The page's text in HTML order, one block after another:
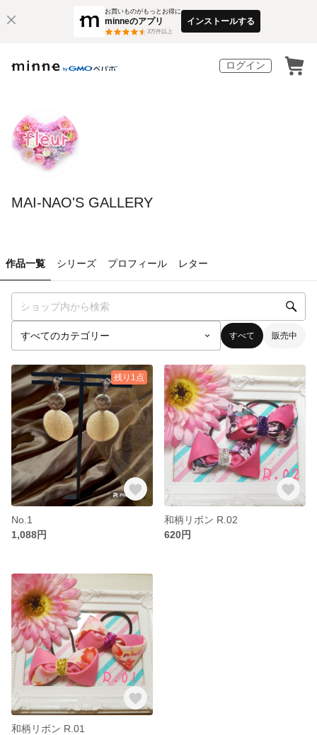
お買いものがもっとお得に
minneのアプリ
3万件以上
インストールする
ログイン
MAI-NAO'S GALLERY
作品一覧 シリーズ プロフィール レター
すべて 販売中
残り1点
No.1
1,088円
和柄リボン R.02
620円
和柄リボン R.01